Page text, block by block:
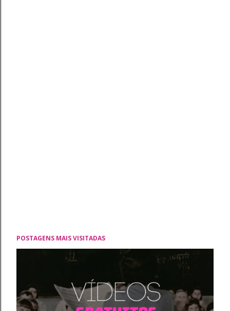
POSTAGENS MAIS VISITADAS